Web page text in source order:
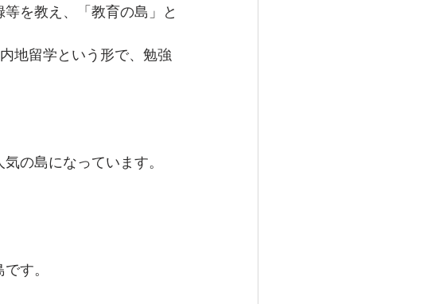
を教え、「教育の島」と
地留学という形で、勉強
の島になっています。
す。